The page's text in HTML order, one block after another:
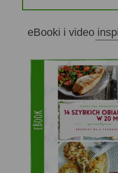
eBooki i video